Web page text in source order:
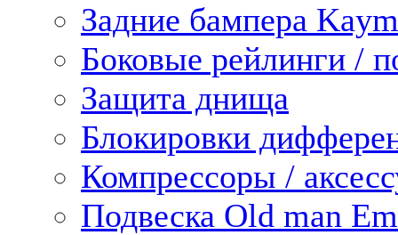
Задние бампера
Боковые рейлинги /
Защита днища
Блокировки
Компрессоры /
Подвеска Old man